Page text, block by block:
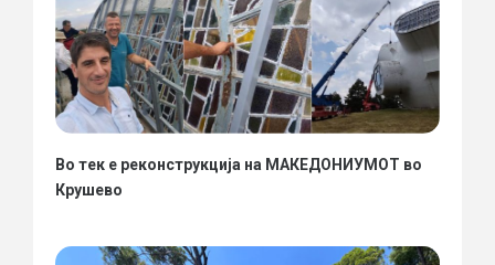
Во тек е реконструкција на МАКЕДОНИУМОТ во
Крушево